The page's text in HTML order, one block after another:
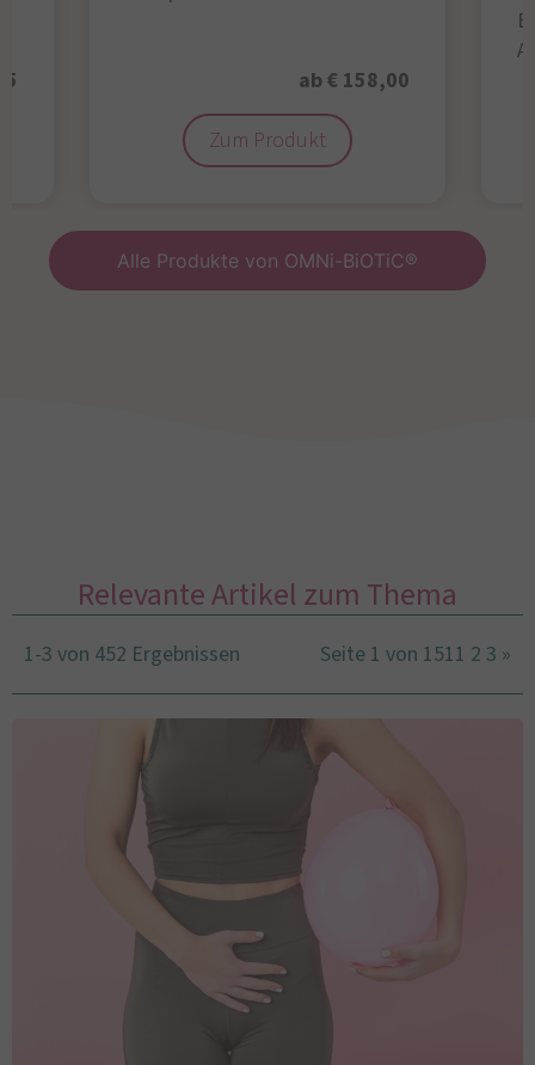
ab € 158,00
Zum Produkt
Alle Produkte von OMNi-BiOTiC®
Relevante Artikel zum Thema
1-3 von 452 Ergebnissen Seite 1 von 1511 2 3 »